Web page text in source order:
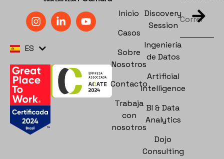
ES
EN
Inicio
Casos
Sobre
Nosotros
Contacto
Trabaja
con
nosotros
Discovery
Session
Ingeniería
de Datos
Artificial
Intelligence
BI & Data
Analytics
Dojo
Consulting